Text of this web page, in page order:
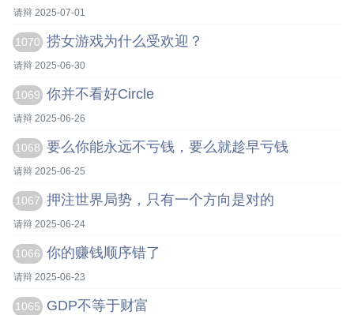
请辩 2025-07-01
1070 捞女游戏为什么受欢迎？
请辩 2025-06-30
1069 你并不看好Circle
请辩 2025-06-26
1068 要么你能永远不亏钱，要么就趁早亏钱
请辩 2025-06-25
1067 押注世界局势，只有一个方向是对的
请辩 2025-06-24
1066 你的赚钱顺序错了
请辩 2025-06-23
1065 GDP不等于财富